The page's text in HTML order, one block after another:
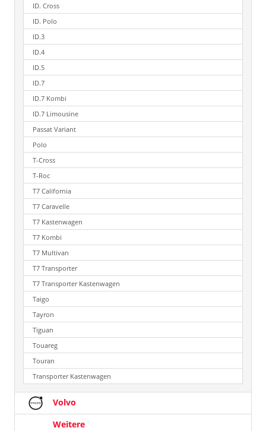
ID. Cross
ID. Polo
ID.3
ID.4
ID.5
ID.7
ID.7 Kombi
ID.7 Limousine
Passat Variant
Polo
T-Cross
T-Roc
T7 California
T7 Caravelle
T7 Kastenwagen
T7 Kombi
T7 Multivan
T7 Transporter
T7 Transporter Kastenwagen
Taigo
Tayron
Tiguan
Touareg
Touran
Transporter Kastenwagen
Volvo
Weitere